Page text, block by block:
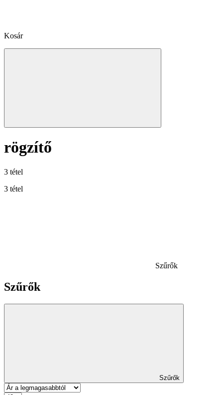
Kosár
rögzítő
3 tétel
3 tétel
Szűrők
Szűrők
Szűrők